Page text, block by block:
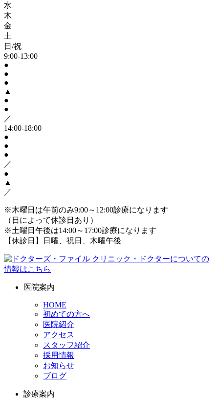
水
木
金
土
日/祝
9:00-13:00
●
●
●
▲
●
●
／
14:00-18:00
●
●
●
／
●
▲
／
※木曜日は午前のみ9:00～12:00診療になります
（日によって休診日あり）
※土曜日午後は14:00～17:00診療になります
【休診日】日曜、祝日、木曜午後
医院案内
HOME
初めての方へ
医院紹介
アクセス
スタッフ紹介
採用情報
お知らせ
ブログ
診療案内